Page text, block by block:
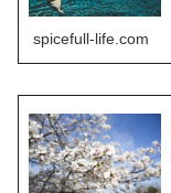
spicefull-life.com